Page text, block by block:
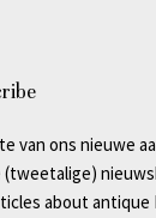
ons nieuwe
(tweetalige)
about